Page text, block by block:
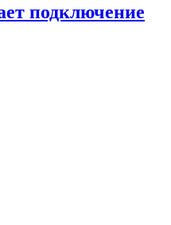
подключение